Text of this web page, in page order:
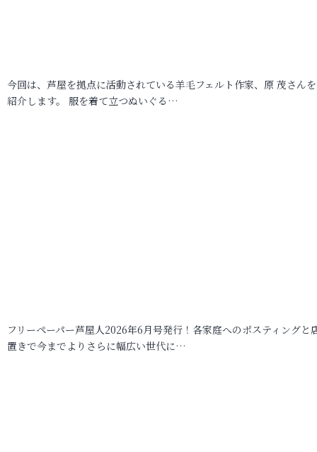
今回は、芦屋を拠点に活動されている羊毛フェルト作家、原 茂さん
紹介します。 服を着て立つぬいぐる…
フリーペーパー芦屋人2026年6月号発行！各家庭へのポスティングと
置きで今までよりさらに幅広い世代に…